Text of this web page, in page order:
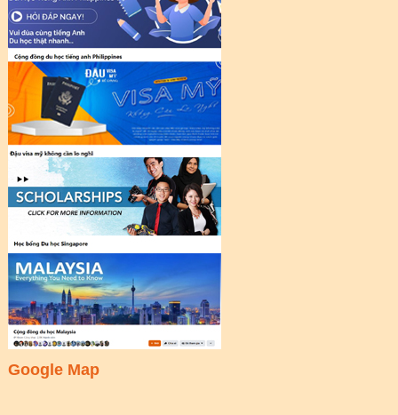
Google Map